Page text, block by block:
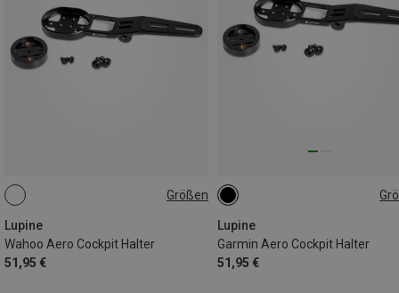
Größen
Lupine
Wahoo Aero Cockpit Halter
51,95 €
ONE SIZE
Lupine
Garmin Aero Cockpit Halter
51,95 €
ONE SIZE